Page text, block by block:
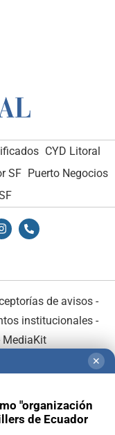
CYD Litoral
SF Puerto Negocios
de avisos -
institucionales-
MediaKit
✕
"organización
de Ecuador